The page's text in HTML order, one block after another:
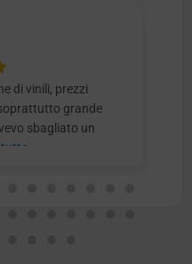
di vinili, prezzi
grande
sbagliato un